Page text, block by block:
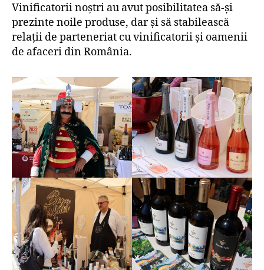
Vinificatorii noștri au avut posibilitatea să-și
prezinte noile produse, dar și să stabilească
relații de parteneriat cu vinificatorii și oamenii
de afaceri din România.